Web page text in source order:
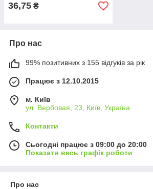
36,75 ₴
Про нас
99% позитивних з 155 відгуків за рік
Працює з 12.10.2015
м. Київ
ул. Вербовая, 23, Київ, Україна
Контакти
Сьогодні працює з 09:00 до 20:00
Показати весь графік роботи
Про нас